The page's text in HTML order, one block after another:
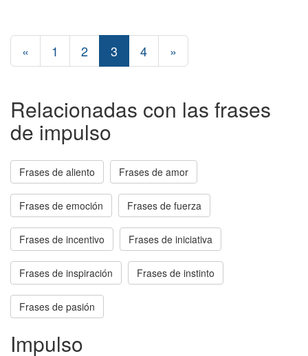
« 1 2 3 4 »
Relacionadas con las frases
de impulso
Frases de aliento Frases de amor
Frases de emoción Frases de fuerza
Frases de incentivo Frases de iniciativa
Frases de inspiración Frases de instinto
Frases de pasión
Impulso